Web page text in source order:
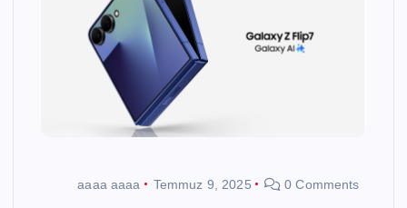
aaaa aaaa Temmuz 9, 2025 0 Comments